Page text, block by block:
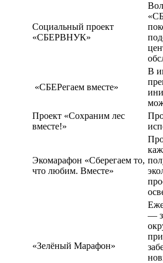
Социальный проект
«СБЕРВНУК»
«СБЕРегаем вместе»
В
Проект «Сохраним лес
вместе!»
Экомарафон «Сберегаем то,
что любим. Вместе»
«Зелёный Марафон»
—